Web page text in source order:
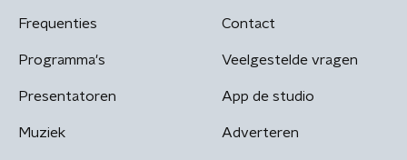
Frequenties
Programma's
Presentatoren
Muziek
Contact
Veelgestelde vragen
App de studio
Adverteren